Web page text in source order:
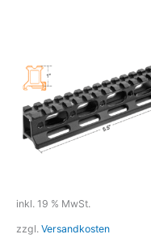
inkl. 19 % MwSt.
zzgl. Versandkosten